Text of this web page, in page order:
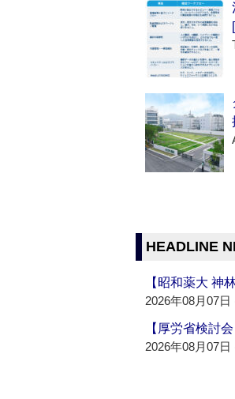
HEADLINE
【昭和薬大 神
2026年08月07日
【厚労省検討
2026年08月07日